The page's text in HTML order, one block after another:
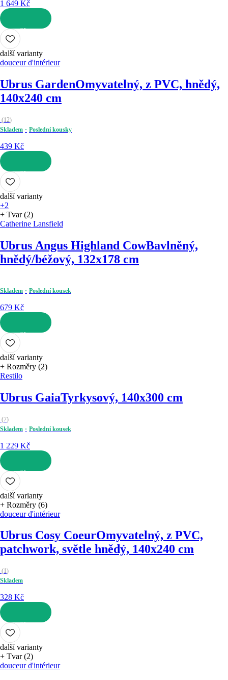
1 649 Kč
DO KOŠÍKU
další varianty
douceur d'intérieur
Ubrus GardenOmyvatelný, z PVC, hnědý,
140x240 cm
(12)
Skladem
Poslední kousky
439 Kč
DO KOŠÍKU
další varianty
+2
+ Tvar (2)
Catherine Lansfield
Ubrus Angus Highland CowBavlněný,
hnědý/béžový, 132x178 cm
Skladem Poslední kousek
679 Kč
DO KOŠÍKU
další varianty
+ Rozměry (2)
Restilo
Ubrus GaiaTyrkysový, 140x300 cm
(7)
Skladem
Poslední kousek
1 229 Kč
DO KOŠÍKU
další varianty
+ Rozměry (6)
douceur d'intérieur
Ubrus Cosy CoeurOmyvatelný, z PVC,
patchwork, světle hnědý, 140x240 cm
(1)
Skladem
328 Kč
DO KOŠÍKU
další varianty
+ Tvar (2)
douceur d'intérieur